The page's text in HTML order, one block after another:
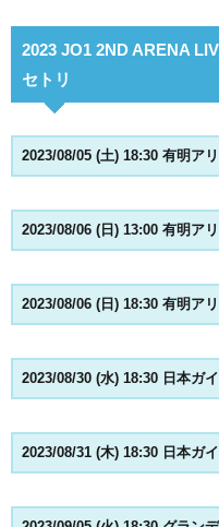
2023 JO1 2ND ARENA
セトリ
2023/08/05 (土) 18:30 有明ア
2023/08/06 (日) 13:00 有明ア
2023/08/06 (日) 18:30 有明ア
2023/08/30 (水) 18:30 日本ガ
2023/08/31 (木) 18:30 日本ガ